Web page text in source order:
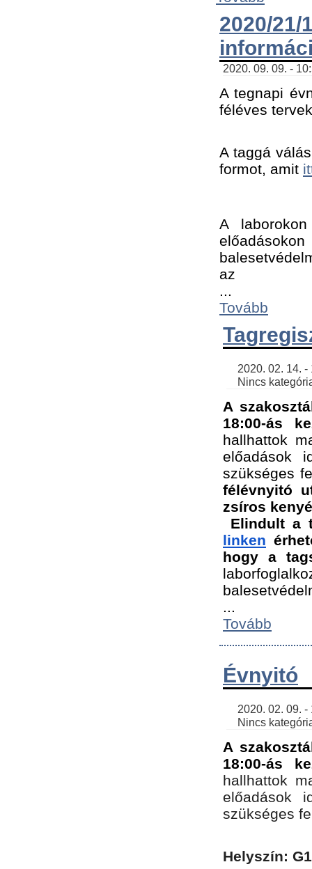
2020/
2020. 09. 09. -
A tegnapi
féléves
A taggá
formot, amit
A
az ﻿
Tovább
Nincs
A
18:00-ás
hallhattok
előadások
szükséges
félévnyitó
zsíros
Elindult a
linken
hogy a
Tovább
Évnyitó
Nincs
A
18:00-ás
hallhattok
előadások
szükséges
Helyszín: